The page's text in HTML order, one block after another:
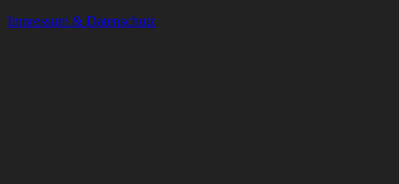
Impressum & Datenschutz